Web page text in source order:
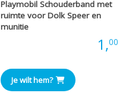
Playmobil Schouderband met
ruimte voor Dolk Speer en
munitie
1,00
Je wilt hem?